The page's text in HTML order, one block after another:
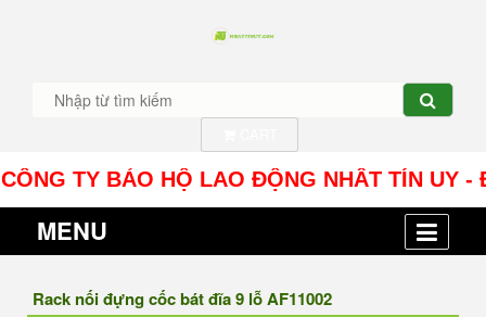
TY BẢO HỘ LAO ĐỘNG NHÂT TÍN UY -
MENU
Rack nối đựng cốc bát đĩa 9 lỗ AF11002